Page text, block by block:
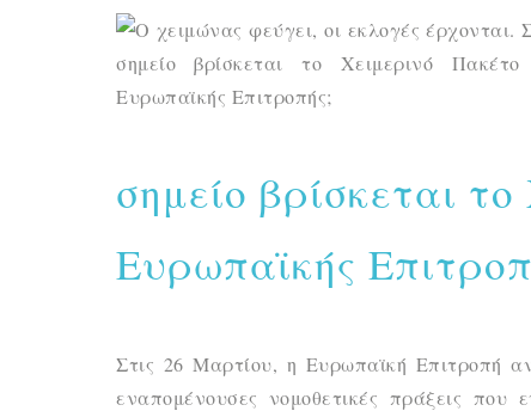
σημείο βρίσκεται
Ευρωπαϊκής
Στις 26 Μαρτίου, η Ευρωπαϊκή Επιτροπή
εναπομένουσες νομοθετικές πράξεις που